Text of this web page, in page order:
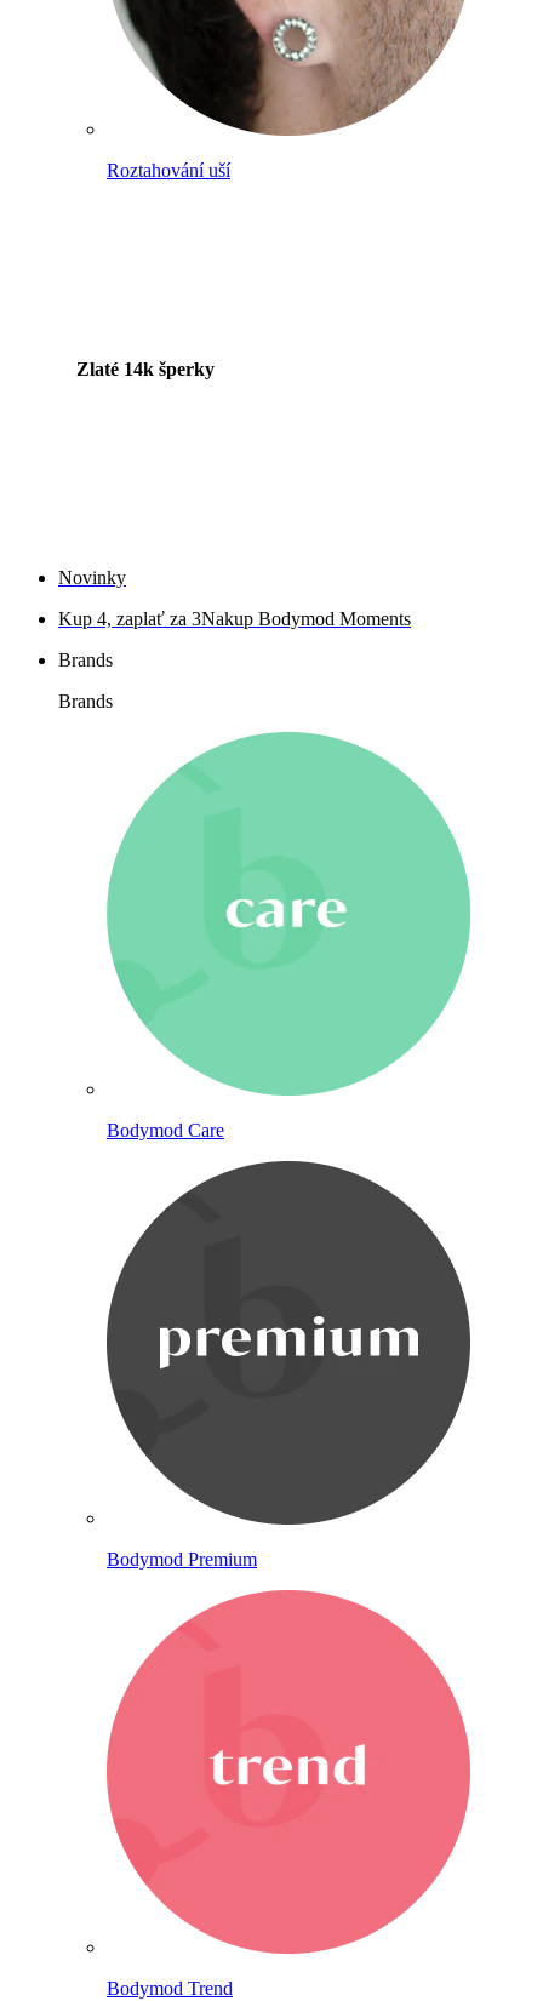
Roztahování uší
Zlaté 14k šperky
Novinky
Kup 4, zaplať za 3Nakup Bodymod Moments
Brands
Brands
Bodymod Care
Bodymod Premium
Bodymod Trend